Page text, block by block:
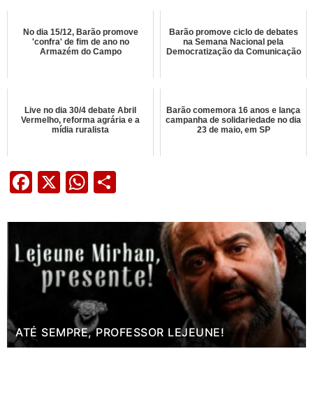
No dia 15/12, Barão promove
'confra' de fim de ano no
Armazém do Campo
Barão promove ciclo de debates
na Semana Nacional pela
Democratização da Comunicação
Live no dia 30/4 debate Abril
Vermelho, reforma agrária e a
mídia ruralista
Barão comemora 16 anos e lança
campanha de solidariedade no dia
23 de maio, em SP
Facebook
X WhatsApp
ATÉ SEMPRE, PROFESSOR LEJEUNE!